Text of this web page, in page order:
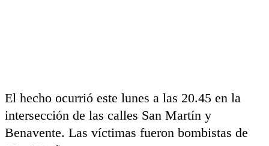
El hecho ocurrió este lunes a las 20.45 en la
intersección de las calles San Martín y
Benavente. Las víctimas fueron bombistas de